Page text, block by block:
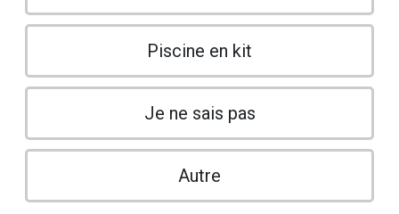
Piscine en kit
Je ne sais pas
Autre